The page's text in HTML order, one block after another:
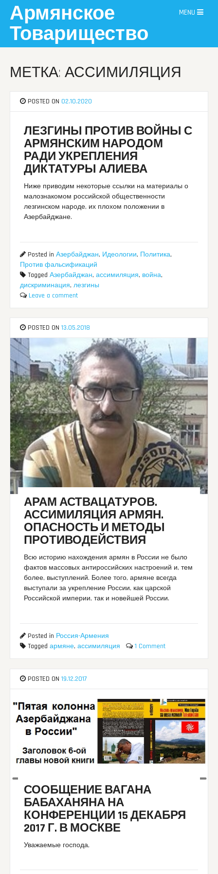
content
Армянское
Товарищество
MENU
МЕТКА: АССИМИЛЯЦИЯ
POSTED ON 02.10.2020
ЛЕЗГИНЫ ПРОТИВ ВОЙНЫ С
АРМЯНСКИМ НАРОДОМ
РАДИ УКРЕПЛЕНИЯ
ДИКТАТУРЫ АЛИЕВА
Ниже приводим некоторые ссылки на материалы о
малознакомом российской общественности
лезгинском народе, их плохом положении в
Азербайджане.
Posted inАзербайджан, Идеологии, Политика,
Против фальсификаций
TaggedАзербайджан,ассимиляция, война,
дискриминация,лезгины
Leave a comment
POSTED ON13.05.2018
АРАМ АСТВАЦАТУРОВ.
АССИМИЛЯЦИЯ АРМЯН.
ОПАСНОСТЬ И МЕТОДЫ
ПРОТИВОДЕЙСТВИЯ
Всю историю нахождения армян в России не было
фактов массовых антироссийских настроений и, тем
более, выступлений. Более того, армяне всегда
выступали за укрепление России, как царской
Российской империи, так и новейшей России.
Posted in Россия-Армения
Taggedармяне,ассимиляция 1 Comment
POSTED ON19.12.2017
СООБЩЕНИЕ ВАГАНА
БАБАХАНЯНА НА
КОНФЕРЕНЦИИ 15 ДЕКАБРЯ
2017 Г. В МОСКВЕ
Уважаемые господа,